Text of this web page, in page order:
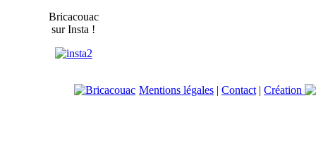
Bricacouac
sur Insta !
Mentions légales | Contact | Création